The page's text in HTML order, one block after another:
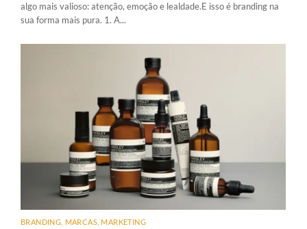
algo mais valioso: atenção, emoção e lealdade.E isso é branding na
sua forma mais pura. 1. A...
BRANDING MARCAS MARKETING